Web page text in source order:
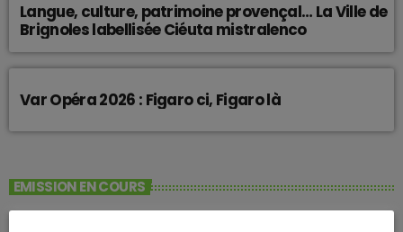
Langue, culture, patrimoine provençal… La Ville de
Brignoles labellisée Ciéuta mistralenco
Var Opéra 2026 : Figaro ci, Figaro là
EMISSION EN COURS